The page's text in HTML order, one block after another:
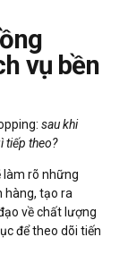
vụ bền
sau khi
tiếp theo?
làm rõ những
hàng, tạo ra
về chất lượng
để theo dõi tiến